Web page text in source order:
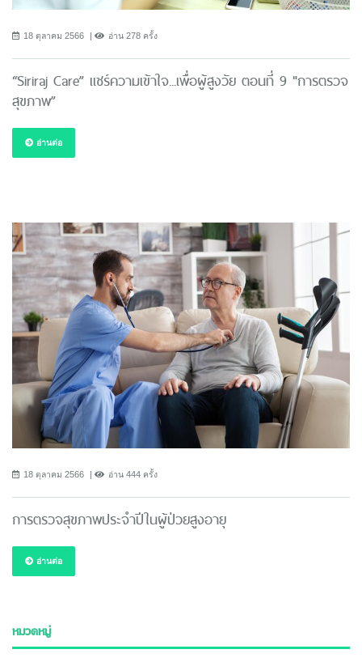
18 ตุลาคม 2566 อ่าน 278 ครั้ง
“Siriraj Care” แชร์ความเข้าใจ...เพื่อผู้สูงวัย ตอนที่ 9 "การตรวจ
สุขภาพ”
อ่านต่อ
18 ตุลาคม 2566 อ่าน 444 ครั้ง
การตรวจสุขภาพประจำปีในผู้ป่วยสูงอายุ
อ่านต่อ
หมวดหมู่